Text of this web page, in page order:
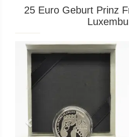
25 Euro Geburt Prinz
Previous